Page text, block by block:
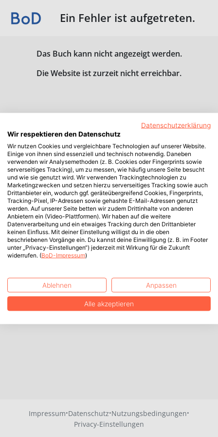
Ein Fehler ist aufgetreten.
Das Buch kann nicht angezeigt werden.
Die Website ist zurzeit nicht erreichbar.
Impressum·Datenschutz·Nutzungsbedingungen·
Privacy-Einstellungen
Datenschutzerklärung
Wir respektieren den Datenschutz
Wir nutzen Cookies und vergleichbare Technologien auf unserer Website.
Einige von ihnen sind essenziell und technisch notwendig. Daneben
verwenden wir Analysemethoden (z. B. Cookies oder Fingerprints sowie
serverseitiges Tracking), um zu messen, wie häufig unsere Seite besucht
und wie sie genutzt wird. Wir verwenden Trackingtechnologien zu
Marketingzwecken und setzen hierzu serverseitiges Tracking sowie auch
Drittanbieter ein, wodurch ggf. geräteübergreifend Cookies, Fingerprints,
Tracking-Pixel, IP-Adressen sowie gehashte E-Mail-Adressen genutzt
werden. Auf unserer Seite betten wir zudem Drittinhalte von anderen
Anbietern ein (Video-Plattformen). Wir haben auf die weitere
Datenverarbeitung und ein etwaiges Tracking durch den Drittanbieter
keinen Einfluss. Mit deiner Einstellung willigst du in die oben
beschriebenen Vorgänge ein. Du kannst deine Einwilligung (z. B. im Footer
unter „Privacy-Einstellungen“) jederzeit mit Wirkung für die Zukunft
widerrufen. (BoD-Impressum)
Ablehnen Anpassen
Alle akzeptieren